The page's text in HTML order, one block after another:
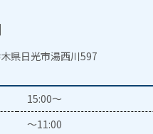
県日光市湯西川597
15:00～
～11:00